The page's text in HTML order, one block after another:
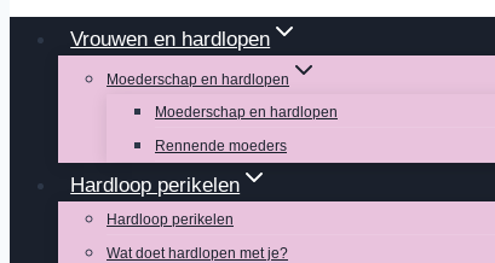
Vrouwen en hardlopen
Moederschap en hardlopen
Moederschap en hardlopen
Rennende moeders
Hardloop perikelen
Hardloop perikelen
Wat doet hardlopen met je?